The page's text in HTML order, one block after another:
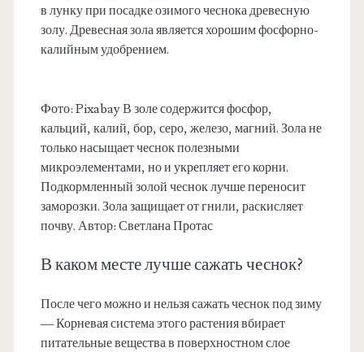
в лунку при посадке озимого чеснока древесную
золу. Древесная зола является хорошим фосфорно-
калийным удобрением.
Фото: Pixabay В золе содержится фосфор,
кальций, калий, бор, серо, железо, магний. Зола не
только насыщает чеснок полезными
микроэлементами, но и укрепляет его корни.
Подкормленный золой чеснок лучше переносит
заморозки. Зола защищает от гнили, раскисляет
почву. Автор: Светлана Протас
В каком месте лучше сажать чеснок?
После чего можно и нельзя сажать чеснок под зиму
— Корневая система этого растения вбирает
питательные вещества в поверхностном слое